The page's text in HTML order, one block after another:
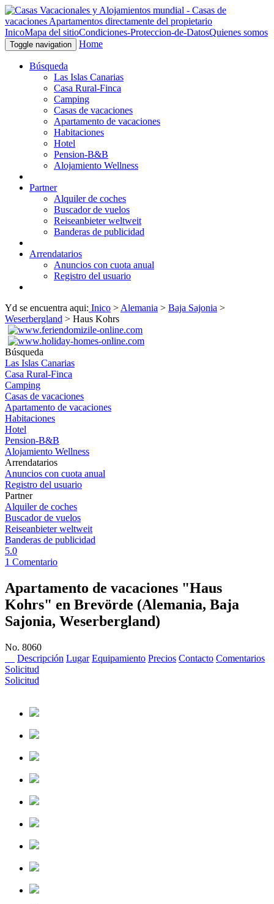
InicoMapa del sitioCondiciones-Proteccion-de-DatosQuienes somos
Toggle navigation Home
Búsqueda
Las Islas Canarias
Casa Rural-Finca
Camping
Casas de vacaciones
Apartamento de vacaciones
Habitaciones
Hotel
Pension-B&B
Alojamiento Wellness
Partner
Alquiler de coches
Buscador de vuelos
Reiseanbieter weltweit
Banderas de publicidad
Arrendatarios
Anuncios con cuota anual
Registro del usuario
Yd se encuentra aqui: Inico > Alemania > Baja Sajonia >
Weserbergland > Haus Kohrs
Búsqueda
Las Islas Canarias
Casa Rural-Finca
Camping
Casas de vacaciones
Apartamento de vacaciones
Habitaciones
Hotel
Pension-B&B
Alojamiento Wellness
Arrendatarios
Anuncios con cuota anual
Registro del usuario
Partner
Alquiler de coches
Buscador de vuelos
Reiseanbieter weltweit
Banderas de publicidad
5.0
1 Comentario
Apartamento de vacaciones "Haus
Kohrs" en Brevörde (Alemania, Baja
Sajonia, Weserbergland)
No. 8060
Descripción Lugar Equipamiento Precios Contacto Comentarios
Solicitud
Solicitud